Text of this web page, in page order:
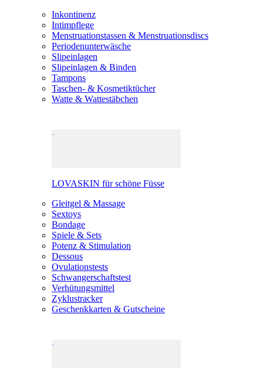
Inkontinenz
Intimpflege
Menstruationstassen & Menstruationsdiscs
Periodenunterwäsche
Slipeinlagen
Slipeinlagen & Binden
Tampons
Taschen- & Kosmetiktücher
Watte & Wattestäbchen
LOVASKIN für schöne Füsse
Gleitgel & Massage
Sextoys
Bondage
Spiele & Sets
Potenz & Stimulation
Dessous
Ovulationstests
Schwangerschaftstest
Verhütungsmittel
Zyklustracker
Geschenkkarten & Gutscheine